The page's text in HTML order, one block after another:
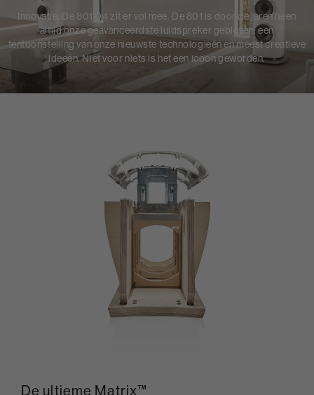
Innovatie. De 801 D4 zit er vol mee. De 801 is door de jaren heen
altijd onze geavanceerdste luidspreker gebleven; een
tentoonstelling van onze nieuwste technologieën en meest creatieve
ideeën. Niet voor niets is het een icoon geworden.
De ultieme Matrix™